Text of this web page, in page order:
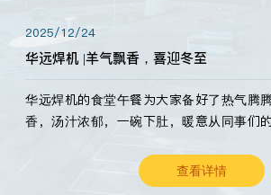
2025/12/24
华远焊机 |羊气飘香，喜迎冬至
华远焊机的食堂午餐为大家备好了热气腾
香，汤汁浓郁，一碗下肚，暖意从同事们
查看详情